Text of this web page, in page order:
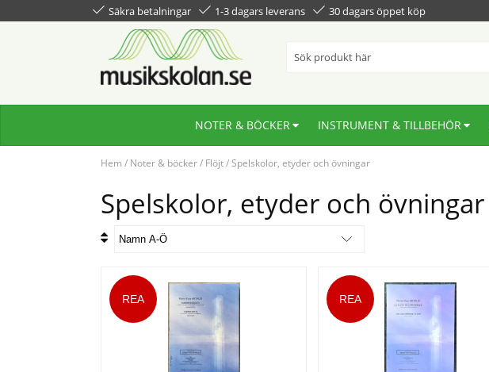
Säkra betalningar 1-3 dagars leverans 30 dagars öppet köp
NOTER & BÖCKER INSTRUMENT & TILLBEHÖR
Hem / Noter & böcker/ Flöjt/Spelskolor, etyder och övningar
Spelskolor, etyder och övningar